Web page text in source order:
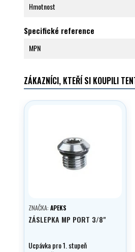
Hmotnost
Specifické reference
MPN
ZÁKAZNÍCI, KTEŘÍ SI KOUPILI
ZNAČKA: APEKS
ZÁSLEPKA MP PORT 3/8"
Ucpávka pro 1. stupeň